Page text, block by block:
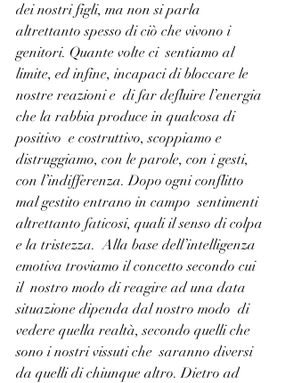
dei nostri figli, ma non si parla
altrettanto spesso di ciò che vivono i
genitori. Quante volte ci  sentiamo al
limite, ed infine, incapaci di bloccare le
nostre reazioni e  di far defluire l’energia
che la rabbia produce in qualcosa di
positivo  e costruttivo, scoppiamo e
distruggiamo, con le parole, con i gesti,
con l’indifferenza. Dopo ogni conflitto
mal gestito entrano in campo  sentimenti
altrettanto faticosi, quali il senso di colpa
e la tristezza.  Alla base dell’intelligenza
emotiva troviamo il concetto secondo cui
il  nostro modo di reagire ad una data
situazione dipenda dal nostro modo  di
vedere quella realtà, secondo quelli che
sono i nostri vissuti che  saranno diversi
da quelli di chiunque altro. Dietro ad